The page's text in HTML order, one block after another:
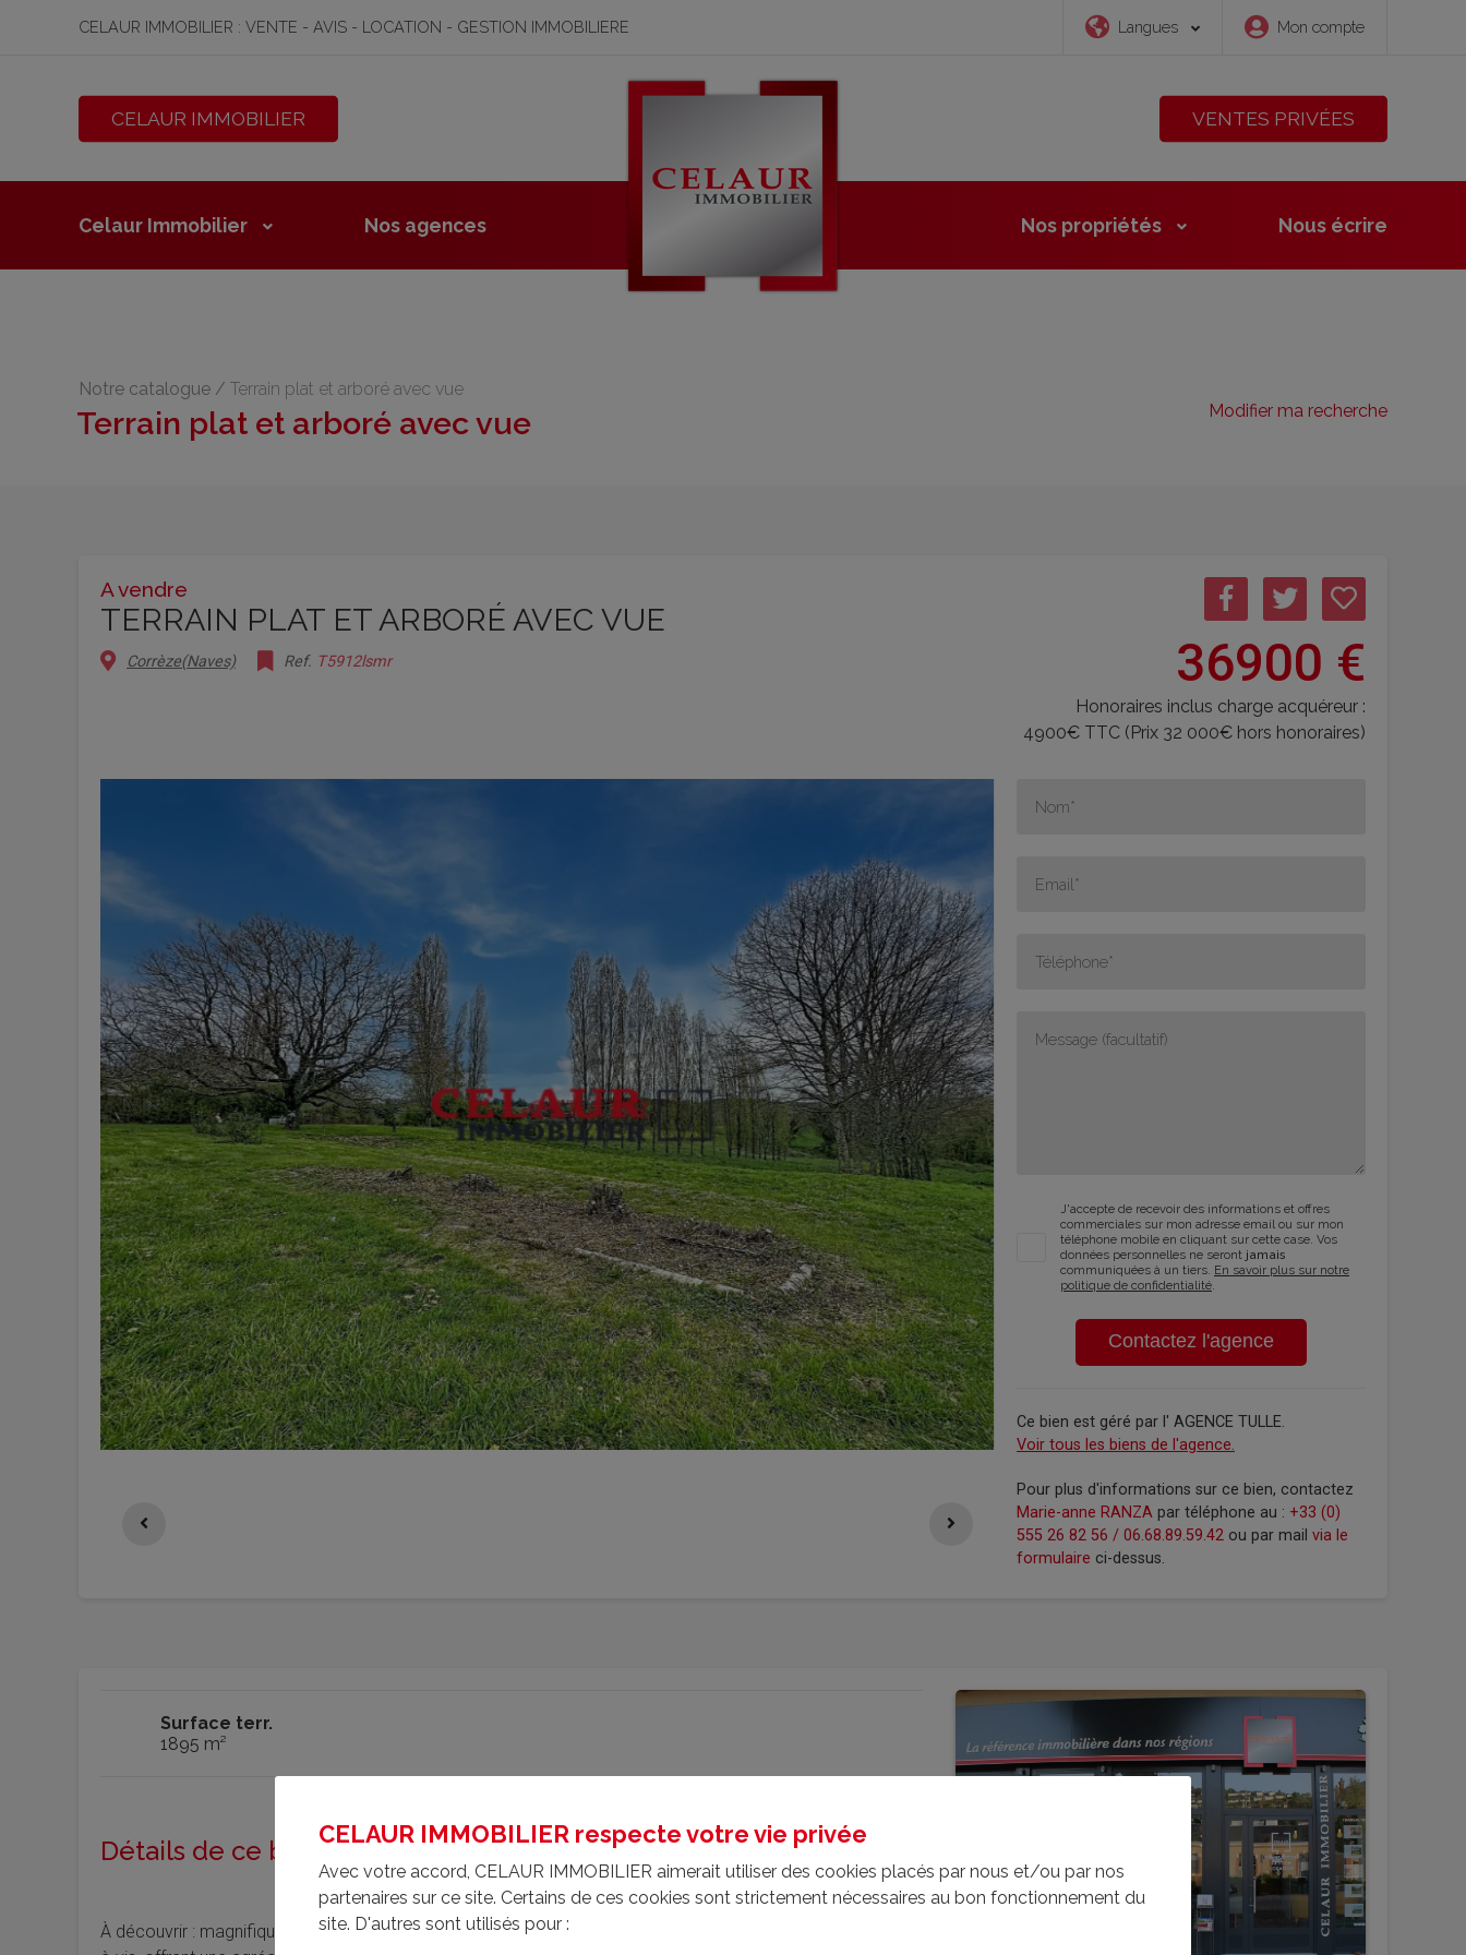
CELAUR IMMOBILIER : VENTE - AVIS - LOCATION - GESTION IMMOBILIERE Langues Mon compte
CELAUR IMMOBILIER VENTES PRIVÉES
Celaur Immobilier Nos agences Nos propriétés Nous écrire
Notre catalogue / Terrain plat et arboré avec vue
Terrain plat et arboré avec vue Modifier ma recherche
A vendre
TERRAIN PLAT ET ARBORÉ AVEC VUE
Corrèze(Naves) Ref. T5912lsmr 36900 €
Honoraires inclus charge acquéreur :
4900€ TTC (Prix 32 000€ hors honoraires)
J'accepte de recevoir des informations et offres
commerciales sur mon adresse email ou sur mon
téléphone mobile en cliquant sur cette case. Vos
données personnelles ne seront jamais
communiquées à un tiers. En savoir plus sur notre
politique de confidentialité.
Contactez l'agence
Ce bien est géré par l' AGENCE TULLE.
Voir tous les biens de l'agence.
Pour plus d'informations sur ce bien, contactez
Marie-anne RANZA par téléphone au : +33 (0)
555 26 82 56 / 06.68.89.59.42 ou par mail via le
formulaire ci-dessus.
Surface terr.
1895 m²
Détails de ce bien
À découvrir : magnifique terrain constructible d’environ 1895 m², entièrement plat, arboré et sans aucun vis-
CELAUR IMMOBILIER respecte votre vie privée
Avec votre accord, CELAUR IMMOBILIER aimerait utiliser des cookies placés par nous et/ou par nos
partenaires sur ce site. Certains de ces cookies sont strictement nécessaires au bon fonctionnement du
site. D'autres sont utilisés pour :